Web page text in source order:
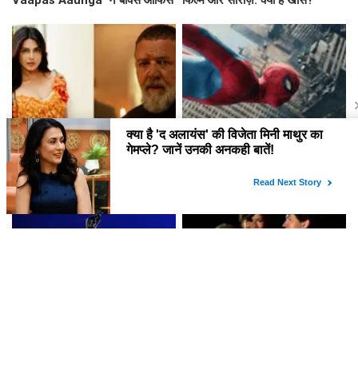
ने!
Priyanka Chopra का नया Sci-
Fi थ्रिलर 'Bluefly': Russell
Crowe के साथ एक नई यात्रा की
शुरुआत!
'Spider-Man: Brand New
रही है रिकॉर्ड?